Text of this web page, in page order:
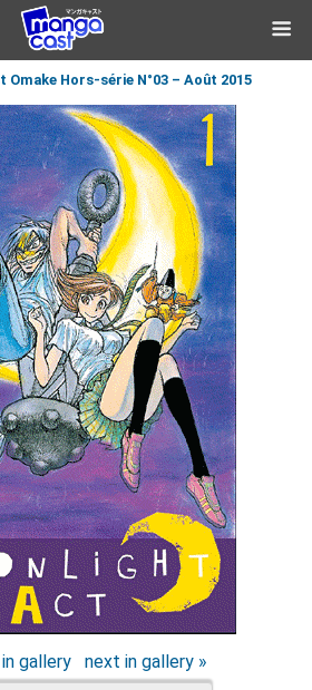
Omake Hors-série N°03 – Août 2015
gallery next in gallery »